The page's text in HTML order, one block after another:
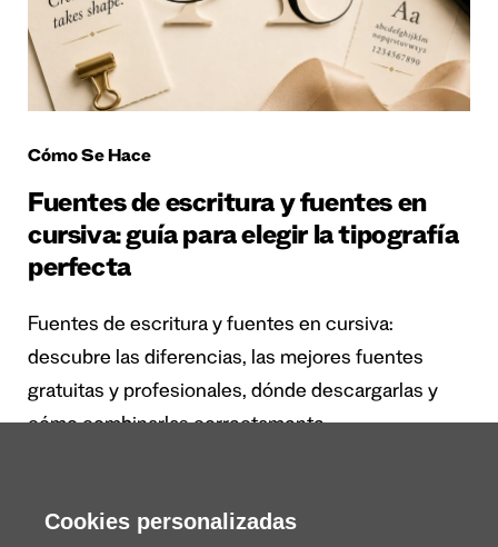
Cómo Se Hace
Fuentes de escritura y fuentes en
cursiva: guía para elegir la tipografía
perfecta
Fuentes de escritura y fuentes en cursiva:
descubre las diferencias, las mejores fuentes
gratuitas y profesionales, dónde descargarlas y
cómo combinarlas correctamente.
Redacción
Publicado el 7/31/2026
Cookies personalizadas